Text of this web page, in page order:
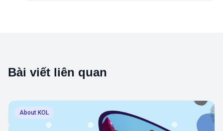
Bài viết liên quan
About KOL